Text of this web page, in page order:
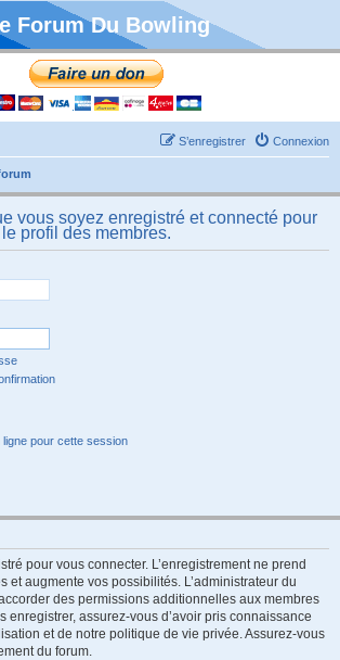
Forum Du Bowling
Connexion
S’enregistrer
vous soyez enregistré et connecté pour
profil des membres.
pour cette session
pour vous connecter. L’enregistrement ne prend
et augmente vos possibilités. L’administrateur du
des permissions additionnelles aux membres
enregistrer, assurez-vous d’avoir pris connaissance
et de notre politique de vie privée. Assurez-vous
du forum.